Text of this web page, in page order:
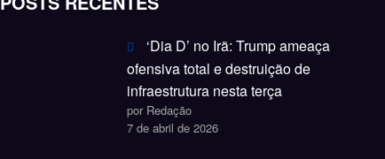
‘Dia D’ no Irã: Trump ameaça
ofensiva total e destruição de
infraestrutura nesta terça
por Redação
7 de abril de 2026